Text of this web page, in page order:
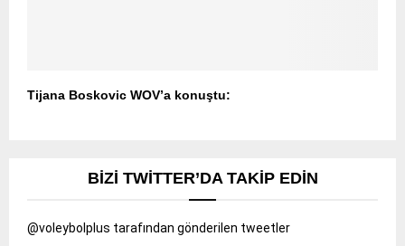
Tijana Boskovic WOV’a konuştu:
BIZI TWITTER’DA TAKIP EDIN
@voleybolplus tarafından gönderilen tweetler